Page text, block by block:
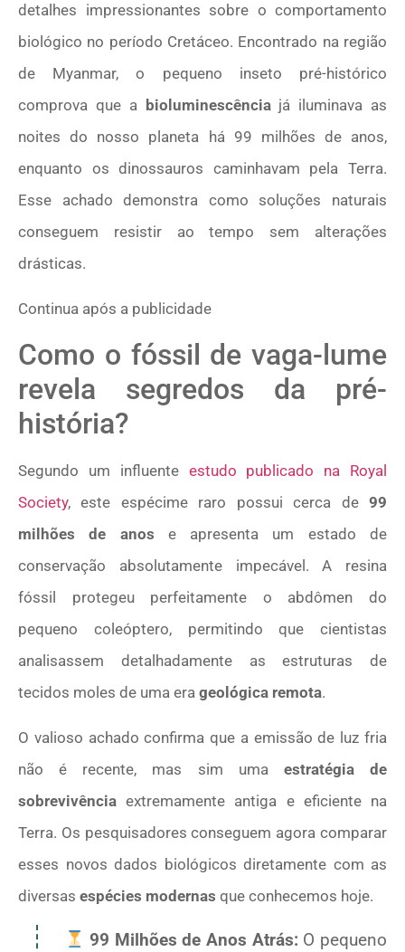
detalhes impressionantes sobre o comportamento
biológico no período Cretáceo. Encontrado na região
de Myanmar, o pequeno inseto pré-histórico
comprova que a bioluminescênciajá iluminava as
noites do nosso planeta há 99 milhões de anos,
enquanto os dinossauros caminhavam pela Terra.
Esse achado demonstra como soluções naturais
conseguem resistir ao tempo sem alterações
drásticas.
Continua após a publicidade
Como o fóssil de vaga-lume
revela segredos da pré-
história?
Segundo um influente estudo publicado na Royal
Society, este espécime raro possui cerca de 99
milhões de anos e apresenta um estado de
conservação absolutamente impecável. A resina
fóssil protegeu perfeitamente o abdômen do
pequeno coleóptero, permitindo que cientistas
analisassem detalhadamente as estruturas de
tecidos moles de uma era geológica remota.
O valioso achado confirma que a emissão de luz fria
não é recente, mas sim uma estratégia de
sobrevivência extremamente antiga e eficiente na
Terra. Os pesquisadores conseguem agora comparar
esses novos dados biológicos diretamente com as
diversas espécies modernas que conhecemos hoje.
99 Milhões de Anos Atrás: O pequeno